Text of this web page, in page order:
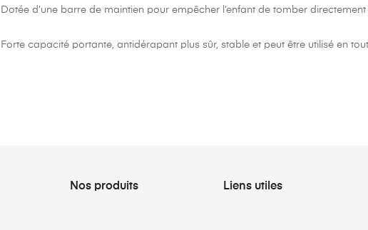
Dotée d’une barre de maintien pour empêcher l’enfant de tomber directement
Forte capacité portante, antidérapant plus sûr, stable et peut être utilisé en
Nos produits Liens utiles